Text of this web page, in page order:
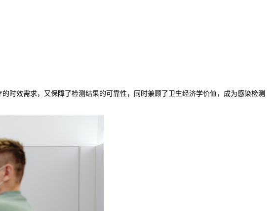
时效需求，又保障了检测结果的可靠性，同时兼顾了卫生经济学价值，成为感染检测